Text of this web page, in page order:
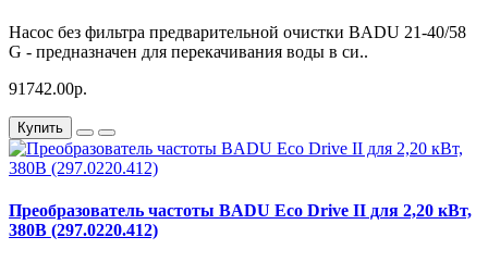
Насос без фильтра предварительной очистки BADU 21-40/58
G - предназначен для перекачивания воды в си..
91742.00р.
Купить
Преобразователь частоты BADU Eco Drive II для 2,20 кВт,
380В (297.0220.412)